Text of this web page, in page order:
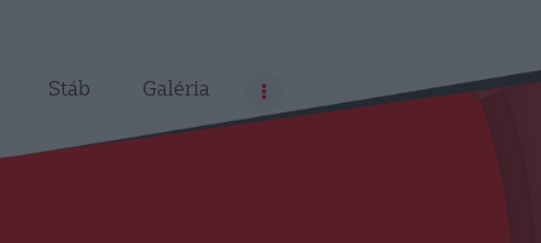
Stáb Galéria